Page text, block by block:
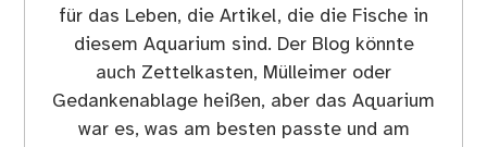
für das Leben, die Artikel, die die Fische in
diesem Aquarium sind. Der Blog könnte
auch Zettelkasten, Mülleimer oder
Gedankenablage heißen, aber das Aquarium
war es, was am besten passte und am